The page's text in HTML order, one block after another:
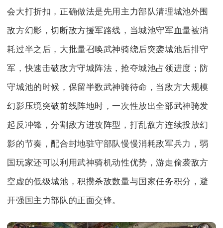
会大打折扣，正确做法是先用主力部队清理城池外围
敌方幻影，切断敌方援军路线，当城池守军血量被消
耗过半之后，大批量召唤武神骑绕后突袭城池后排守
军，快速击破敌方守城阵法，抢夺城池占领进度；防
守城池的时候，保留半数武神骑待命，当敌方大规模
幻影压境突破前线阵地时，一次性放出全部武神骑发
起反冲锋，分割敌方进攻阵型，打乱敌方连续投放幻
影的节奏，配合封地驻守部队慢慢消耗敌军兵力，弱
国玩家还可以利用武神骑机动性优势，游走偷袭敌方
空虚的低级城池，积攒杀敌数量与国家任务积分，避
开强国主力部队的正面交锋。